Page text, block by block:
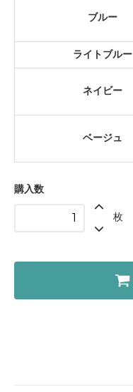
ブルー
ライトブルー
ネイビー
ベージュ
購入数
枚